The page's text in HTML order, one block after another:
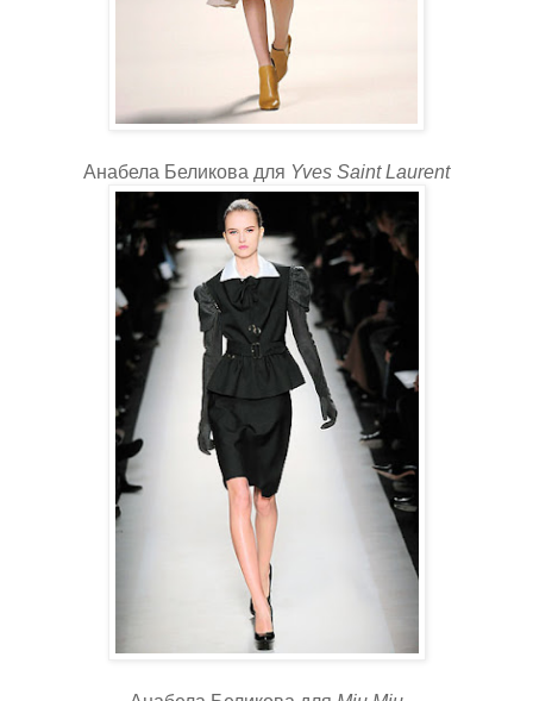
Анабела Беликова для Yves Saint Laurent